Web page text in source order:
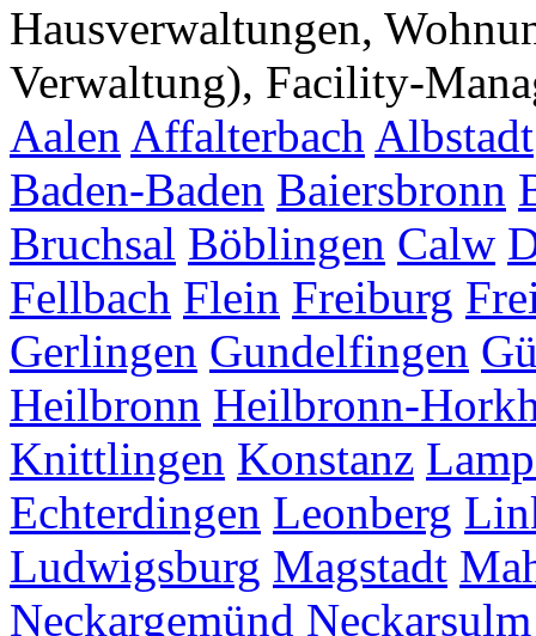
Hausverwaltungen,
Verwaltung), Facility-
Aalen Affalterbach Albstadt
Baden-Baden Baiersbronn
Bruchsal Böblingen Calw
Fellbach Flein Freiburg
Gerlingen Gundelfingen
Heilbronn Heilbronn-
Knittlingen Konstanz
Echterdingen Leonberg
Ludwigsburg Magstadt
Neckargemünd Neckarsulm